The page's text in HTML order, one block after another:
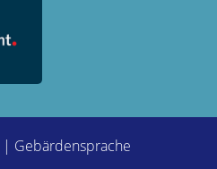
| Gebärdensprache